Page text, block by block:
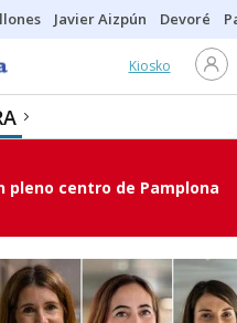
Javier Aizpún Devoré
Kiosko
pleno centro de Pamplona